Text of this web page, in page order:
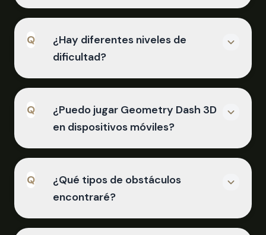
descender. Algunas versiones pueden
soportar clic de mouse o controles
táctiles. Domina el timing para
sincronizar con la música y limpiar
obstáculos con éxito.
A
Geometry Dash 3D. Chocar con
obstáculos o caer de la pista cuesta
vidas, tu carrera termina y reiniciarás
desde el principio. Practica los
patrones de los niveles para mejorar
tu tasa de supervivencia.
Q
¿Hay diferentes niveles de
dificultad?
A
múltiples niveles de dificultad. Los
niveles tempranos como Stereo
principiantes, mientras que etapas
avanzadas como Polargeist ofrecen
desafíos extremos con timings más
ajustados y obstáculos más
complicados. ¡Elige tu desafío!
Q
¿Puedo jugar Geometry Dash 3D
en dispositivos móviles?
A
Scratchy está optimizado para
navegadores de escritorio y móviles.
tamaño de pantalla. Toca la pantalla
Q
¿Qué tipos de obstáculos
encontraré?
A